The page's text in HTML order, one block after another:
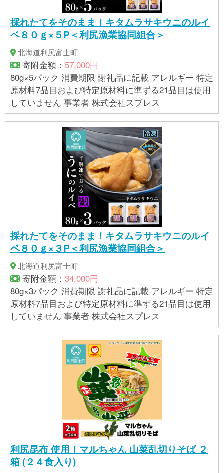
採れたてをそのまま！キタムラサキウニのルイ
ベ８０ｇ×５P＜利尻漁業協同組合＞
北海道利尻富士町
寄附金額： 57,000円
80g×5パック 消費期限 謝礼品に記載 アレルギー 特定
原材料7品目および特定原材料に準ずる21品目は使用
していません 事業者 株式会社スプレス
採れたてをそのまま！キタムラサキウニのルイ
ベ８０ｇ×３P＜利尻漁業協同組合＞
北海道利尻富士町
寄附金額： 34,000円
80g×3パック 消費期限 謝礼品に記載 アレルギー 特定
原材料7品目および特定原材料に準ずる21品目は使用
していません 事業者 株式会社スプレス
利尻昆布 使用！マルちゃん 山菜乱切りそば ２
箱 (２４食入り)